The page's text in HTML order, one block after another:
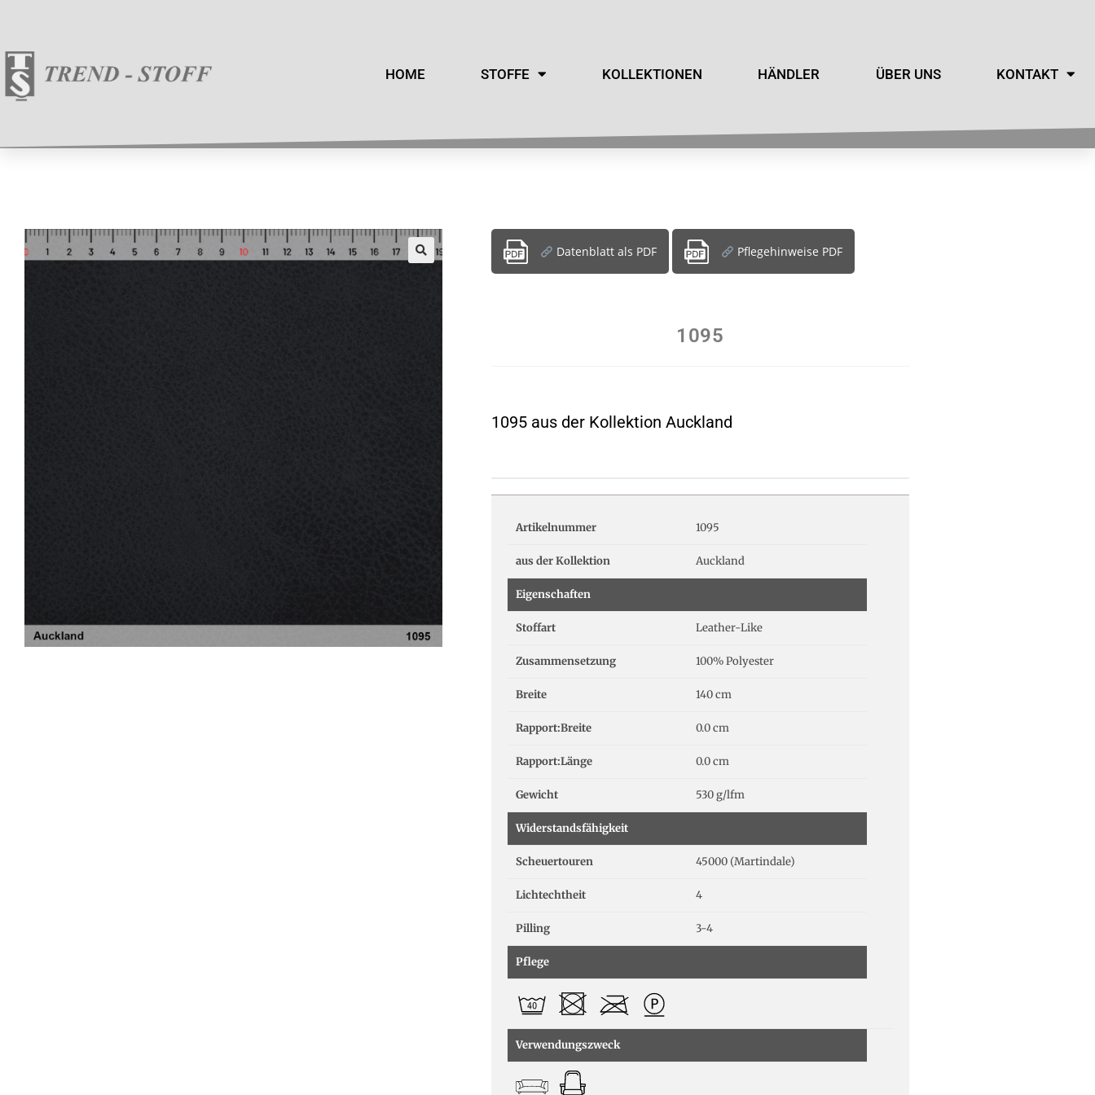
HOME STOFFE KOLLEKTIONEN HÄNDLER ÜBER UNS KONTAKT
Datenblatt als PDF Pflegehinweise PDF
1095
1095 aus der Kollektion Auckland
Artikelnummer 1095
aus der Kollektion Auckland
Eigenschaften
Stoffart Leather-Like
Zusammensetzung 100% Polyester
Breite 140 cm
Rapport:Breite 0.0 cm
Rapport:Länge 0.0 cm
Gewicht 530 g/lfm
Widerstandsfähigkeit
Scheuertouren 45000 (Martindale)
Lichtechtheit 4
Pilling 3-4
Pflege
Verwendungszweck